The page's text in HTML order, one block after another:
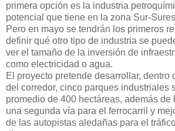
primera opción es la industria
potencial que tiene en la zona Sur-
Pero en mayo se tendrán los primeros
definir qué otro tipo de industria se
ver el tamaño de la inversión de
como electricidad o agua.
El proyecto pretende desarrollar, dentro
del corredor, cinco parques industriales
promedio de 400 hectáreas, además de
una segunda vía para el ferrocarril y
de las autopistas aledañas para el